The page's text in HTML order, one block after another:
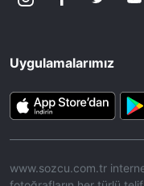
Uygulamalarımız
www.sozcu.com.tr